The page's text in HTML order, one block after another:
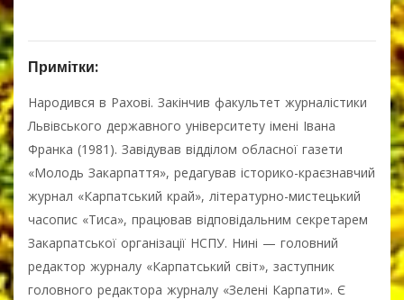
Примітки:
Народився в Рахові. Закінчив факультет журналістики
Львівського державного університету імені Івана
Франка (1981). Завідував відділом обласної газети
«Молодь Закарпаття», редагував історико-краєзнавчий
журнал «Карпатський край», літературно-мистецький
часопис «Тиса», працював відповідальним секретарем
Закарпатської організації НСПУ. Нині — головний
редактор журналу «Карпатський світ», заступник
головного редактора журналу «Зелені Карпати». Є